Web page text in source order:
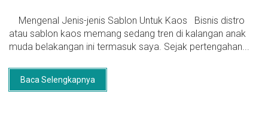
Mengenal Jenis-jenis Sablon Untuk Kaos Bisnis distro
atau sablon kaos memang sedang tren di kalangan anak
muda belakangan ini termasuk saya. Sejak pertengahan...
Baca Selengkapnya